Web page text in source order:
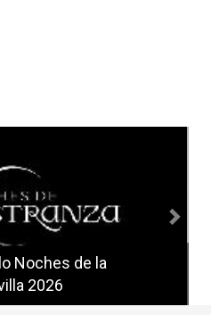
Noches de la
2026
Candlelight en